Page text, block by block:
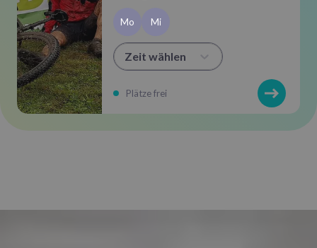
Mo Mi
Zeit wählen
Plätze frei